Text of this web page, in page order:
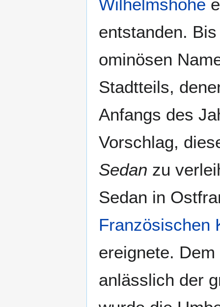
Wilhelmshöhe
entstanden.
ominösen
Stadtteils,
Anfangs des
Vorschlag,
Sedan zu
Sedan in
Französischen
ereignete.
anlässlich der